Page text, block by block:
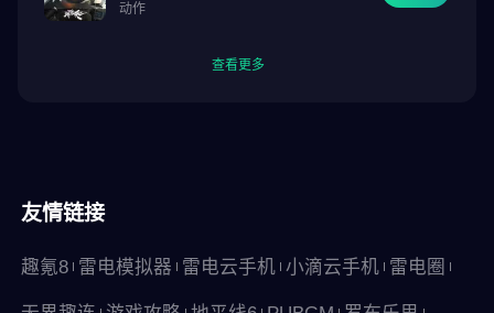
动作
查看更多
友情链接
趣氪8 雷电模拟器 雷电云手机 小滴云手机 雷电圈